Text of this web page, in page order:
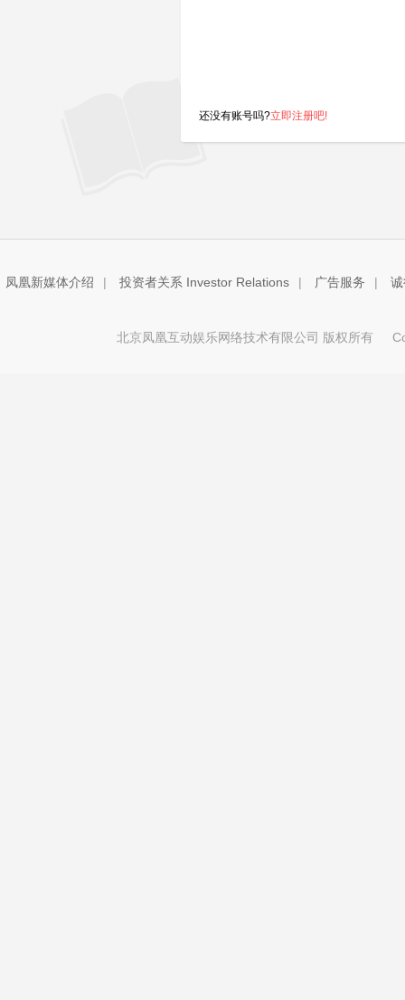
还没有账号吗?立即注册吧!
凤凰新媒体介绍 | 投资者关系 Investor Relations | 广告服务 |
北京凤凰互动娱乐网络技术有限公司 版权所有